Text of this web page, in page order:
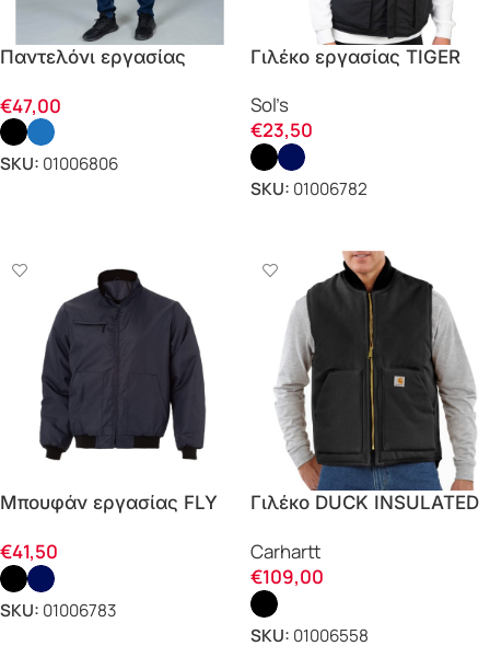
Παντελόνι εργασίας
JRC
€47,00
SKU: 01006806
Γιλέκο εργασίας TIGER
Sol’s
€23,50
SKU: 01006782
Μπουφάν εργασίας FLY
€41,50
SKU: 01006783
Γιλέκο DUCK INSULATED
Carhartt
Carhartt
€109,00
SKU: 01006558